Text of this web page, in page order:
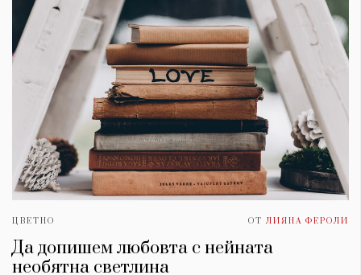
ЦВЕТНО ОТ ЛИЯНА ФЕРОЛИ
Да допишем любовта с нейната
необятна светлина